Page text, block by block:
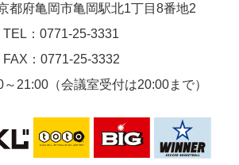
都府亀岡市亀岡駅北1丁目8番地2
TEL：0771-25-3331
FAX：0771-25-3332
21:00（会議室受付は20:00まで）